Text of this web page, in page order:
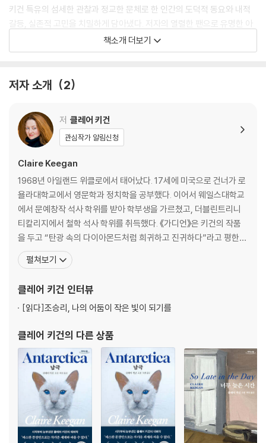
키건 특유의 섬세한 관찰과 정교한 문체로 한 인간의 도덕적 동요와 내적
갈등, 실존적 고민을 치밀하게 담아냈다. 저자의 열렬한 팬으로 유명한 아
일랜드 출신의 배우 킬리언 머피는 직접 제작과 주연을 맡아 이 소설을 영
화로 만들고 있으며 현재 모든 촬영을 마친 상태이다.
책소개 더보기
저자 소개 2
저 클레어 키건
관심작가 알림신청
Claire Keegan
1968년 아일랜드 위클로에서 태어났다. 17세에 미국으로 건너가 로
욜라대학교에서 영문학과 정치학을 공부했다. 이어서 웨일스대학교
에서 문예창작 석사 학위를 받아 학부생을 가르쳤고, 더블린트리니
티칼리지에서 철학 석사 학위를 취득했다. 《가디언》은 키건의 작품
을 두고 “탄광 속의 다이아몬드처럼 희귀하고 진귀하다”라고 평한
바 있다. 이는 그가 24년간 활동하면서 단 4권의 책만을 냈는데 그
모든 작품들이 얇고 예리하고 우수하기 때문이다. 키건은 1999년 첫
트레버상을 수상하며 화려하게 데뷔했다. 2007
펼쳐보기
클레어 키건 인터뷰
[읽다]조승리, 나의 어둠이 작은 빛이 되기를
클레어 키건의 다른 상품